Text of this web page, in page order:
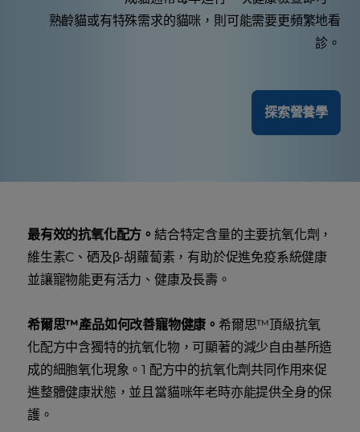
熟齡貓或有特殊需求的貓咪，則可能需要更頻繁地看
診。
探索營養學
最有效的抗氧化配方。 結合特定含量的主要抗氧化劑，
維生素C、硒及β-胡蘿蔔素，有助於促進免疫系統健康
並讓寵物能更有活力、健康及長壽。
希爾思™產品如何改善寵物健康。 希爾思™頂級抗氧
化配方中含獨特的抗氧化物，可顯著的減少自由基所造
成的細胞氧化現象。1 配方中的抗氧化劑共同作用來促
進整體健康狀態，並且當貓咪年老時亦能提供全身的保
護。